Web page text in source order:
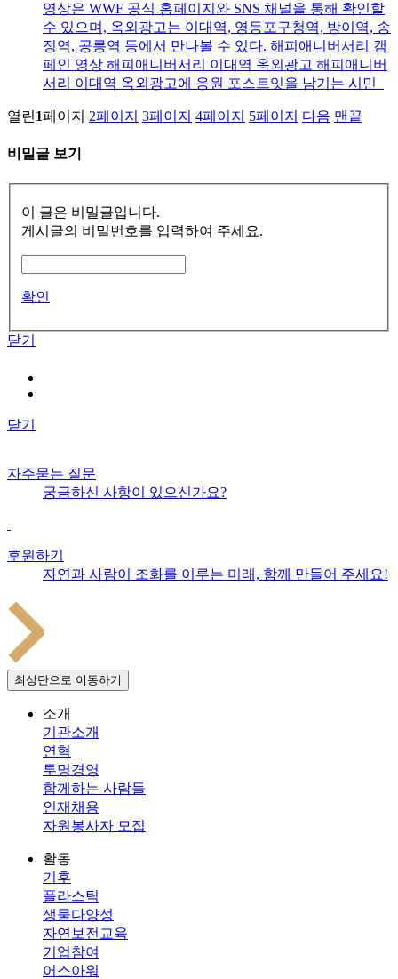
영상은 WWF 공식 홈페이지와 SNS 채널을 통해 확인할
수 있으며, 옥외광고는 이대역, 영등포구청역, 방이역, 송
정역, 공릉역 등에서 만나볼 수 있다. 해피애니버서리 캠
페인 영상 해피애니버서리 이대역 옥외광고 해피애니버
서리 이대역 옥외광고에 응원 포스트잇을 남기는 시민
열린1페이지 2페이지 3페이지 4페이지 5페이지 다음 맨끝
비밀글 보기
이 글은 비밀글입니다.
게시글의 비밀번호를 입력하여 주세요.
확인
닫기
닫기
자주묻는 질문
궁금하신 사항이 있으신가요?
후원하기
자연과 사람이 조화를 이루는 미래, 함께 만들어 주세요!
최상단으로 이동하기
소개
기관소개
연혁
투명경영
함께하는 사람들
인재채용
자원봉사자 모집
활동
기후
플라스틱
생물다양성
자연보전교육
기업참여
어스아워